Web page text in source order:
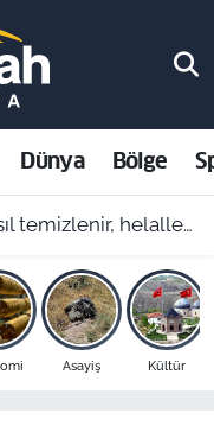
Dünya Bölge
mı? 9 Ağustos Malatya ezan vakitleri
Asayiş Kültür
Fikstür